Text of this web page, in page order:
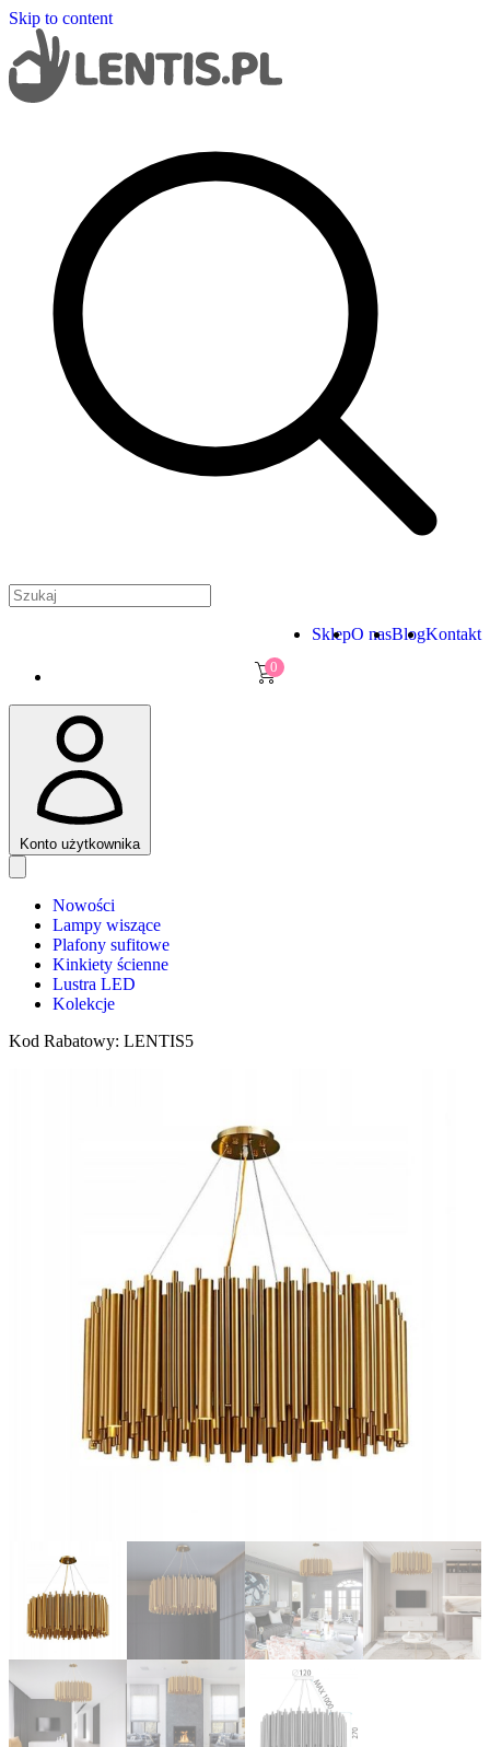
Skip to content
SklepO nasBlogKontakt
0
Konto użytkownika
Nowości
Lampy wiszące
Plafony sufitowe
Kinkiety ścienne
Lustra LED
Kolekcje
Kod Rabatowy: LENTIS5